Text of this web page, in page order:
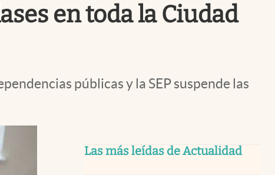
en toda la Ciudad
públicas y la SEP suspende las
Las más leídas de Actualidad